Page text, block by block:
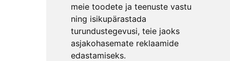
meie toodete ja teenuste vastu
ning isikupärastada
turundustegevusi, teie jaoks
asjakohasemate reklaamide
edastamiseks.
konsultatsioonid
OÜ
Telefon +372 550
2750